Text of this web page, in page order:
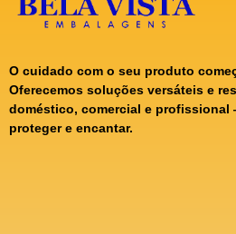
O cuidado com o seu produto
Oferecemos soluções versáteis e
doméstico, comercial e profissional
proteger e encantar.